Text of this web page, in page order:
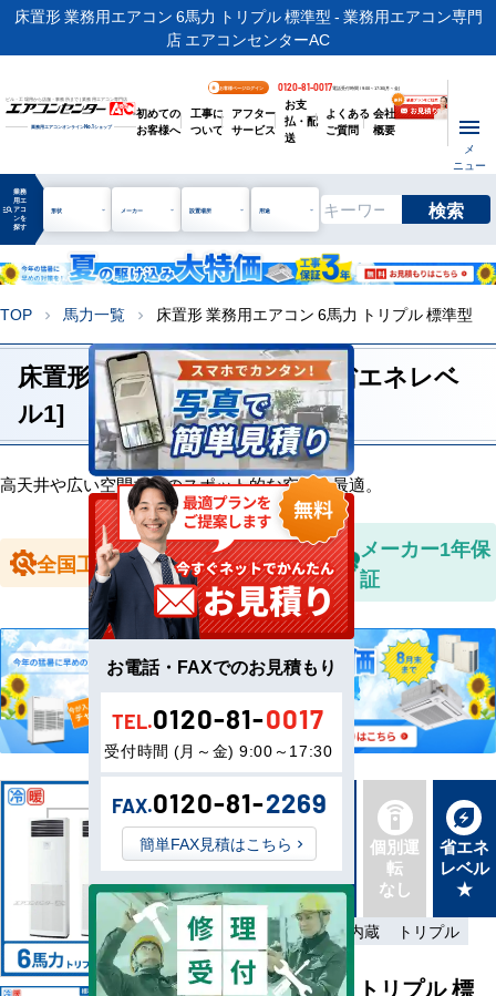
床置形 業務用エアコン 6馬力 トリプル 標準型 - 業務用エアコン専門
店 エアコンセンターAC
ビル・工場用から店舗・事務所まで | 業務用エアコン専門店
業務用エアコンオンラインNo.1ショップ
お客様ページログイン 0120-81-0017電話受付時間 / 9:00～17:30(月～金)
初めての
お客様へ
工事に
ついて
アフター
サービス
お支
払・配
送
よくある
ご質問
会社
概要
メ
ニュー
manage_search
業務
用エ
アコ
ンを
探す
形状 メーカー 設置場所 用途 検索
TOP chevron_right 馬力一覧 chevron_right 床置形 業務用エアコン 6馬力 トリプル 標準型
床置形 6馬力 トリプル 標準 [省エネレベ
ル1]
高天井や広い空間などのスポット的な空調に最適。
全国工事対応
全国送料無
料
メーカー1年保
証
新品直
送
最新機
種
同機種
タイプ
別あり
個別運
転
なし
省エネ
レベル
★
三相200V 本体内蔵 トリプル
床置形 6馬力 トリプル 標
お電話・FAXでのお見積もり
TEL.0120-81-0017
受付時間 (月～金) 9:00～17:30
FAX.0120-81-2269
簡単FAX見積はこちら